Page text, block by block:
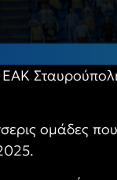
ομάδες που